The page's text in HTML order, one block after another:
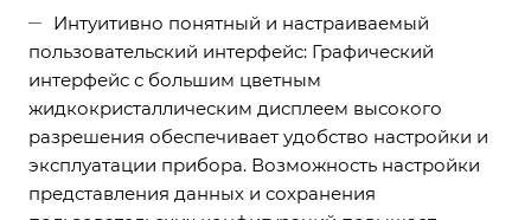
Интуитивно понятный и настраиваемый
пользовательский интерфейс: Графический
интерфейс с большим цветным
жидкокристаллическим дисплеем высокого
разрешения обеспечивает удобство настройки и
эксплуатации прибора. Возможность настройки
представления данных и сохранения